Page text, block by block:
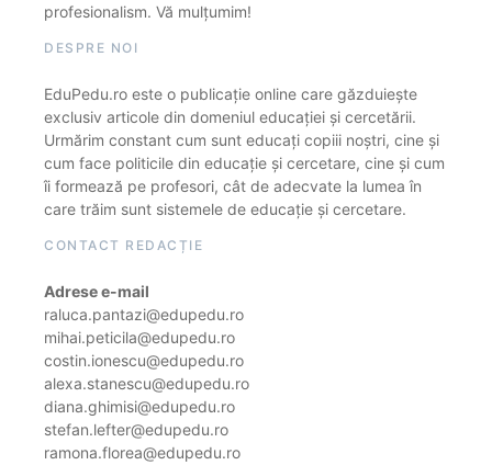
profesionalism. Vă mulțumim!
DESPRE NOI
EduPedu.ro este o publicație online care găzduiește
exclusiv articole din domeniul educației și cercetării.
Urmărim constant cum sunt educați copiii noștri, cine și
cum face politicile din educație și cercetare, cine și cum
îi formează pe profesori, cât de adecvate la lumea în
care trăim sunt sistemele de educație și cercetare.
CONTACT REDACȚIE
Adrese e-mail
raluca.pantazi@edupedu.ro
mihai.peticila@edupedu.ro
costin.ionescu@edupedu.ro
alexa.stanescu@edupedu.ro
diana.ghimisi@edupedu.ro
stefan.lefter@edupedu.ro
ramona.florea@edupedu.ro